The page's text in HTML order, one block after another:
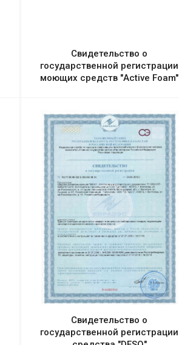
Свидетельство о
государственной регистрации
моющих средств "Active Foam"
Свидетельство о
государственной регистрации